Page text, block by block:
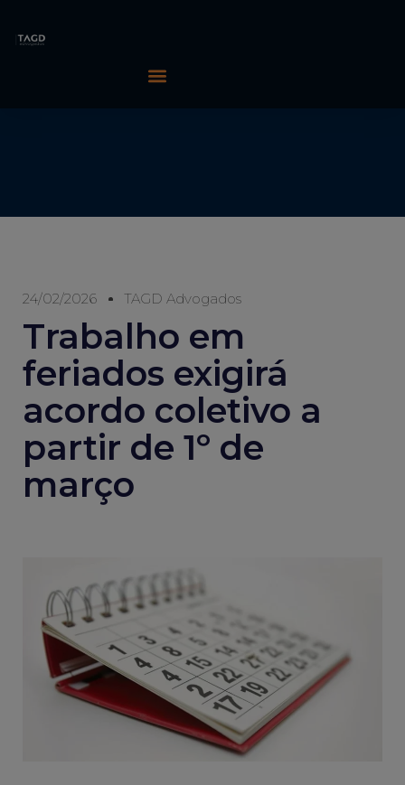
24/02/2026 TAGD Advogados
Trabalho em
feriados exigirá
acordo coletivo a
partir de 1º de
março